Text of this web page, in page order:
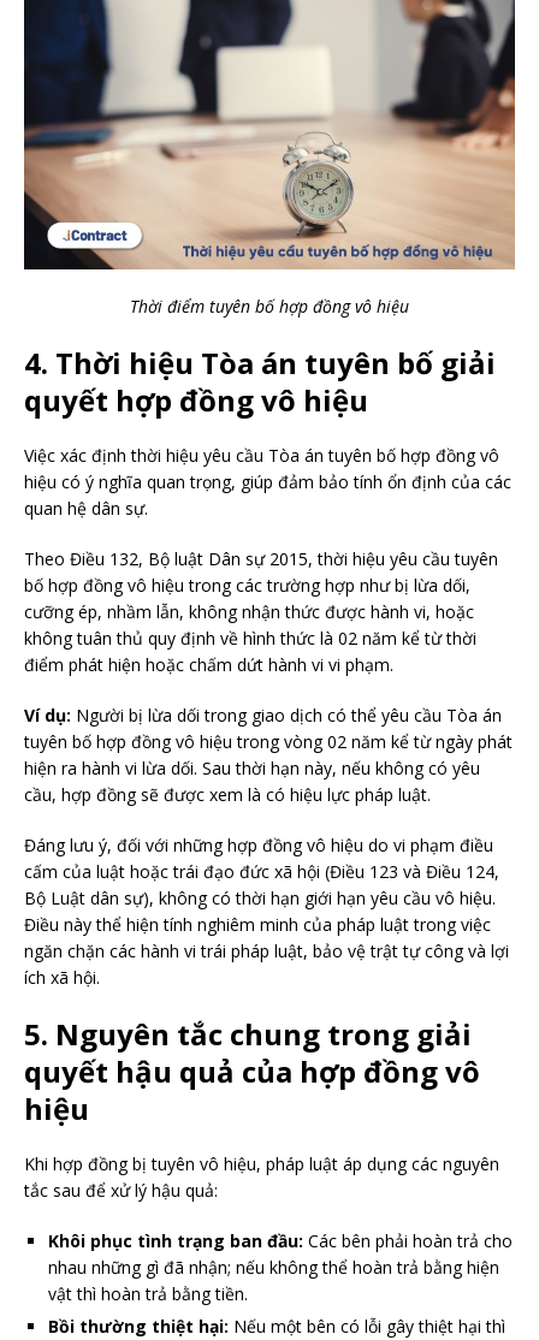
Thời điểm tuyên bố hợp đồng vô hiệu
4. Thời hiệu Tòa án tuyên bố giải
quyết hợp đồng vô hiệu
Việc xác định thời hiệu yêu cầu Tòa án tuyên bố hợp đồng vô
hiệu có ý nghĩa quan trọng, giúp đảm bảo tính ổn định của các
quan hệ dân sự.
Theo Điều 132, Bộ luật Dân sự 2015, thời hiệu yêu cầu tuyên
bố hợp đồng vô hiệu trong các trường hợp như bị lừa dối,
cưỡng ép, nhầm lẫn, không nhận thức được hành vi, hoặc
không tuân thủ quy định về hình thức là 02 năm kể từ thời
điểm phát hiện hoặc chấm dứt hành vi vi phạm.
Ví dụ: Người bị lừa dối trong giao dịch có thể yêu cầu Tòa án
tuyên bố hợp đồng vô hiệu trong vòng 02 năm kể từ ngày phát
hiện ra hành vi lừa dối. Sau thời hạn này, nếu không có yêu
cầu, hợp đồng sẽ được xem là có hiệu lực pháp luật.
Đáng lưu ý, đối với những hợp đồng vô hiệu do vi phạm điều
cấm của luật hoặc trái đạo đức xã hội (Điều 123 và Điều 124,
Bộ Luật dân sự), không có thời hạn giới hạn yêu cầu vô hiệu.
Điều này thể hiện tính nghiêm minh của pháp luật trong việc
ngăn chặn các hành vi trái pháp luật, bảo vệ trật tự công và lợi
ích xã hội.
5. Nguyên tắc chung trong giải
quyết hậu quả của hợp đồng vô
hiệu
Khi hợp đồng bị tuyên vô hiệu, pháp luật áp dụng các nguyên
tắc sau để xử lý hậu quả:
Khôi phục tình trạng ban đầu: Các bên phải hoàn trả cho
nhau những gì đã nhận; nếu không thể hoàn trả bằng hiện
vật thì hoàn trả bằng tiền.
Bồi thường thiệt hại: Nếu một bên có lỗi gây thiệt hại thì